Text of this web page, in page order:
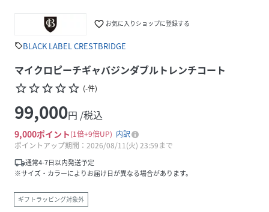
favorite_border お気に入りショップに登録する
sellBLACK LABEL CRESTBRIDGE
マイクロピーチギャバジンダブルトレンチコート
star_borderstar_borderstar_borderstar_borderstar_border (-件)
99,000円 /税込
9,000ポイント 1倍 9倍UP
内訳
ポイントアップ期間：2026/08/11(火) 23:59まで
local_shipping通常4-7日以内発送予定
※サイズ・カラーによりお届け日が異なる場合があります。
ギフトラッピング対象外